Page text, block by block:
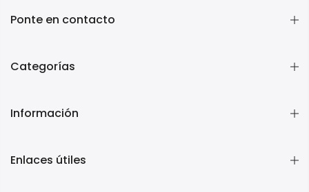
Ponte en contacto
Categorías
Información
Enlaces útiles